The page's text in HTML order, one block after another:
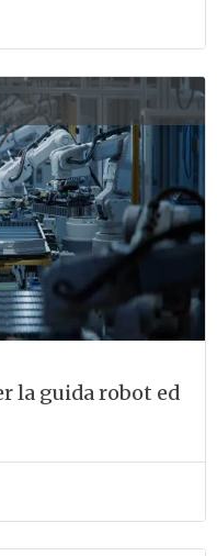
la guida robot ed